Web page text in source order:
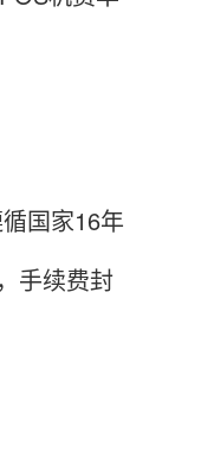
国家16年
手续费封